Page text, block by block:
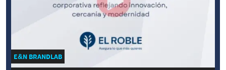
E&N BRANDLAB